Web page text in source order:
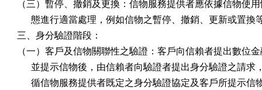
（三）暫停、撤銷及更換：信物服務提供者應依據信物使
態進行適當處理，例如信物之暫停、撤銷、更新或置換
三、身分驗證階段：
（一）客戶及信物關聯性之驗證：客戶向信賴者提出數位
並提示信物後，由信賴者向驗證者提出身分驗證之請求
循信物服務提供者既定之身分驗證協定及客戶所提示信